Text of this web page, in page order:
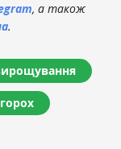
, а також
.
горох